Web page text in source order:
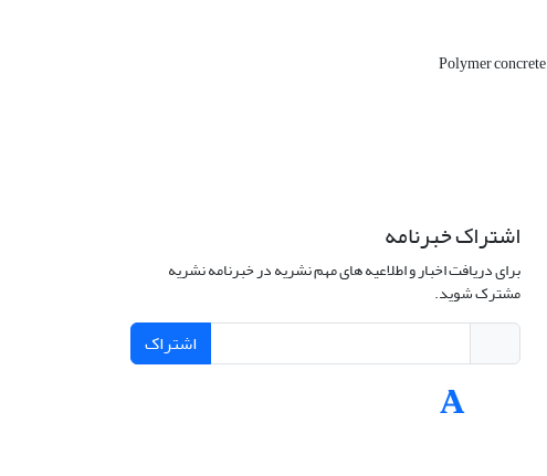
Polymer concrete
اشتراک خبرنامه
برای دریافت اخبار و اطلاعیه های مهم نشریه در خبرنامه نشریه
مشترک شوید.
اشتراک